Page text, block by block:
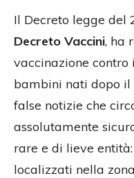
Il Decreto legge del
Decreto Vaccini, ha
vaccinazione
bambini nati dopo il
false notizie che
assolutamente
rare e di lieve
localizzati nella